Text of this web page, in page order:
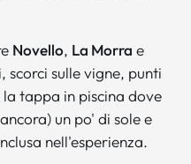
Novello, La Morra e
scorci sulle vigne, punti
la tappa in piscina dove
un po' di sole e
nell'esperienza.